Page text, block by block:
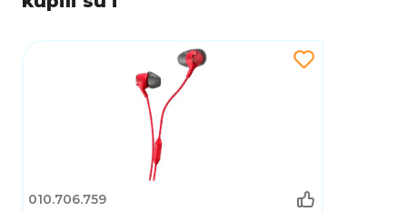
010.706.759